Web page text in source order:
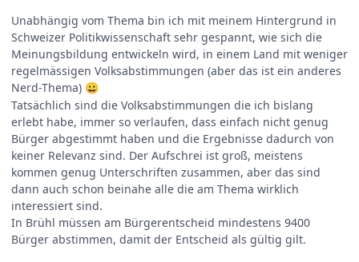
Unabhängig vom Thema bin ich mit meinem Hintergrund in
Schweizer Politikwissenschaft sehr gespannt, wie sich die
Meinungsbildung entwickeln wird, in einem Land mit weniger
regelmässigen Volksabstimmungen (aber das ist ein anderes
Nerd-Thema) 😀
Tatsächlich sind die Volksabstimmungen die ich bislang
erlebt habe, immer so verlaufen, dass einfach nicht genug
Bürger abgestimmt haben und die Ergebnisse dadurch von
keiner Relevanz sind. Der Aufschrei ist groß, meistens
kommen genug Unterschriften zusammen, aber das sind
dann auch schon beinahe alle die am Thema wirklich
interessiert sind.
In Brühl müssen am Bürgerentscheid mindestens 9400
Bürger abstimmen, damit der Entscheid als gültig gilt.